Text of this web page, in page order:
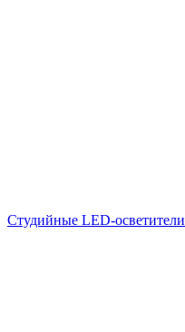
Студийные LED-осветители